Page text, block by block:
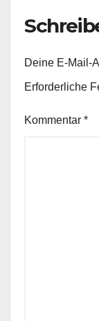
Deine E-Mail-
Erforderliche
Kommentar *